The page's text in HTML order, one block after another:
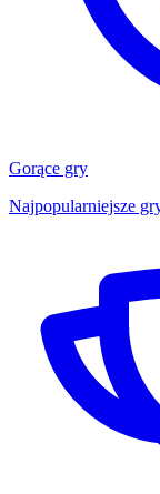
Gorące gry
Najpopularniejsze